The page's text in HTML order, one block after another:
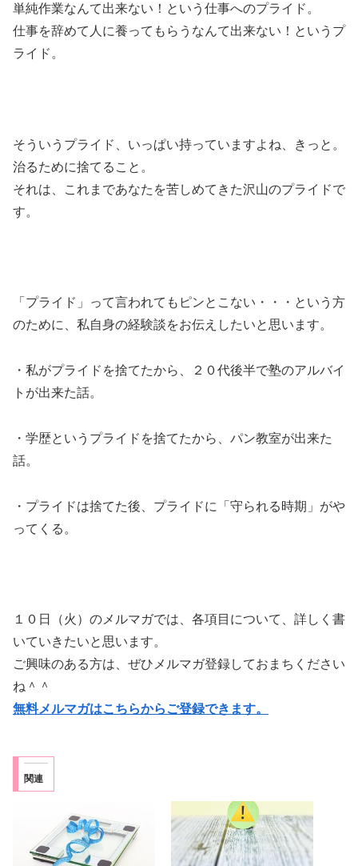
単純作業なんて出来ない！という仕事へのプライド。
仕事を辞めて人に養ってもらうなんて出来ない！というプ
ライド。
そういうプライド、いっぱい持っていますよね、きっと。
治るために捨てること。
それは、これまであなたを苦しめてきた沢山のプライドで
す。
「プライド」って言われてもピンとこない・・・という方
のために、私自身の経験談をお伝えしたいと思います。
・私がプライドを捨てたから、２０代後半で塾のアルバイ
トが出来た話。
・学歴というプライドを捨てたから、パン教室が出来た
話。
・プライドは捨てた後、プライドに「守られる時期」がや
ってくる。
１０日（火）のメルマガでは、各項目について、詳しく書
いていきたいと思います。
ご興味のある方は、ぜひメルマガ登録しておまちください
ね＾＾
無料メルマガはこちらからご登録できます。
関連